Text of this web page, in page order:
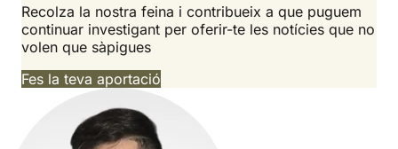
Recolza la nostra feina i contribueix a que puguem
continuar investigant per oferir-te les notícies que no
volen que sàpigues
Fes la teva aportació